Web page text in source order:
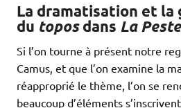
La dramatisation et la
du toposdans La Peste
Si l’on tourne à présent notre
Camus, et que l’on examine la
réapproprié le thème, l’on se
beaucoup d’éléments